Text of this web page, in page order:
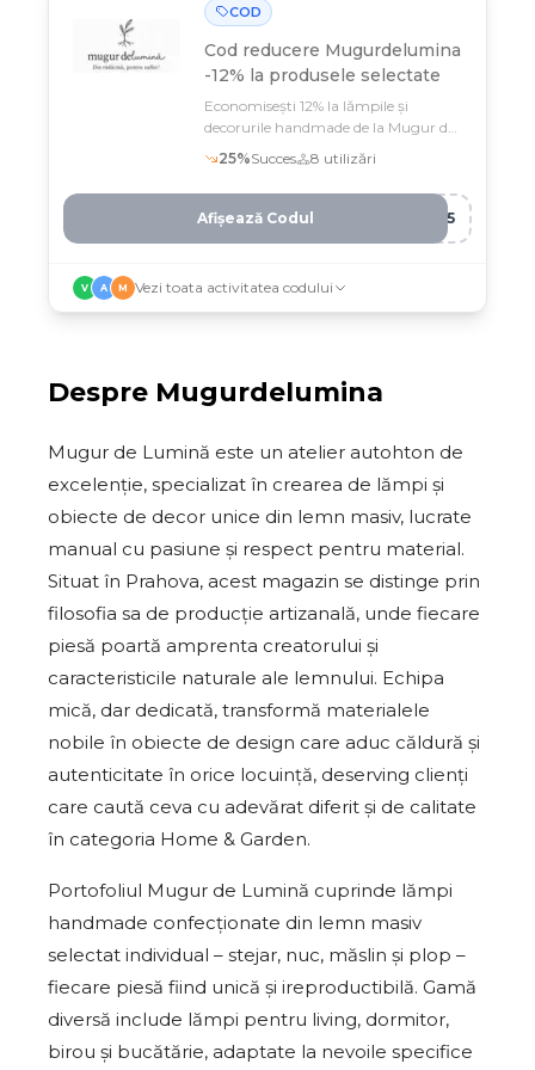
COD
Cod reducere Mugurdelumina
-12% la produsele selectate
Economisești 12% la lămpile și
decorurile handmade de la Mugur de
Lumină cu codul T***
25%Succes 8 utilizări
WZ5
Afișează Codul
V A M Vezi toata activitatea codului
Despre Mugurdelumina
Mugur de Lumină este un atelier autohton de
excelenție, specializat în crearea de lămpi și
obiecte de decor unice din lemn masiv, lucrate
manual cu pasiune și respect pentru material.
Situat în Prahova, acest magazin se distinge prin
filosofia sa de producție artizanală, unde fiecare
piesă poartă amprenta creatorului și
caracteristicile naturale ale lemnului. Echipa
mică, dar dedicată, transformă materialele
nobile în obiecte de design care aduc căldură și
autenticitate în orice locuință, deserving clienți
care caută ceva cu adevărat diferit și de calitate
în categoria Home & Garden.
Portofoliul Mugur de Lumină cuprinde lămpi
handmade confecționate din lemn masiv
selectat individual – stejar, nuc, măslin și plop –
fiecare piesă fiind unică și ireproductibilă. Gamă
diversă include lămpi pentru living, dormitor,
birou și bucătărie, adaptate la nevoile specifice